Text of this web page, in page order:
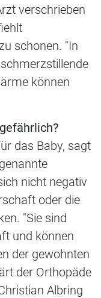
verschrieben
schonen. "In
können
das Baby, sagt
nicht negativ
oder die
"Sie sind
und können
der gewohnten
der Orthopäde
Albring